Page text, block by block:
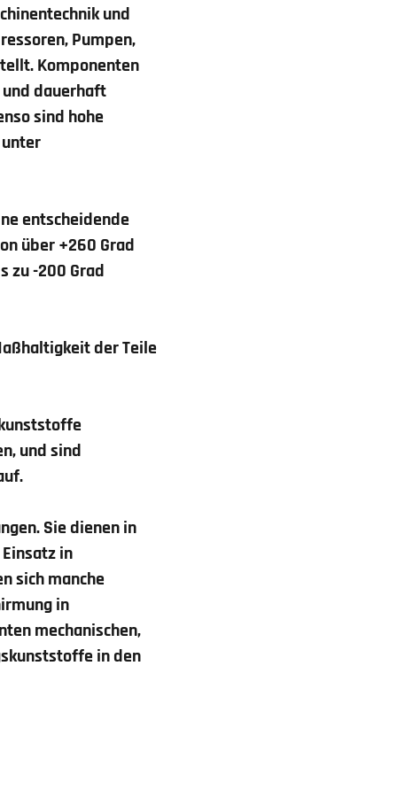
und
Pumpen,
Komponenten
dauerhaft
sind hohe
entscheidende
über +260 Grad
zu -200 Grad
der Teile
und sind
Sie dienen in
in
sich manche
in
mechanischen,
in den